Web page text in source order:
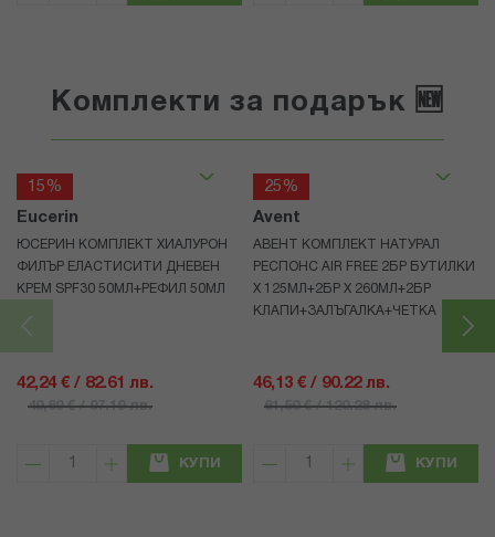
Комплекти за подарък 🆕
15%
Eucerin
ЮСЕРИН КОМПЛЕКТ ХИАЛУРОН
ФИЛЪР ЕЛАСТИСИТИ ДНЕВЕН
КРЕМ SPF30 50МЛ+РЕФИЛ 50МЛ
42,24 € / 82.61 лв.
49,69 € / 97.19 лв.
КУПИ
25%
Avent
АВЕНТ КОМПЛЕКТ НАТУРАЛ
РЕСПОНС AIR FREE 2БР БУТИЛКИ
Х 125МЛ+2БР Х 260МЛ+2БР
КЛАПИ+ЗАЛЪГАЛКА+ЧЕТКА
46,13 € / 90.22 лв.
61,50 € / 120.28 лв.
КУПИ